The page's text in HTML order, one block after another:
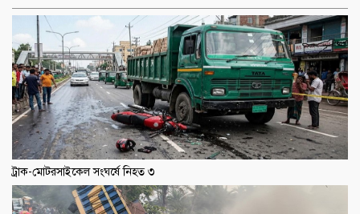
ট্রাক-মোটরসাইকেল সংঘর্ষে নিহত ৩